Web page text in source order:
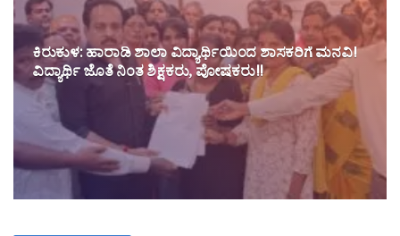
ಕಿರುಕುಳ: ಹಾರಾಡಿ ಶಾಲಾ ವಿದ್ಯಾರ್ಥಿಯಿಂದ ಶಾಸಕರಿಗೆ ಮನವಿ!
ವಿದ್ಯಾರ್ಥಿ ಜೊತೆ ನಿಂತ ಶಿಕ್ಷಕರು, ಪೋಷಕರು!!